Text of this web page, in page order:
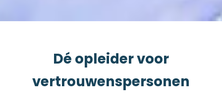
Dé opleider voor
vertrouwenspersonen